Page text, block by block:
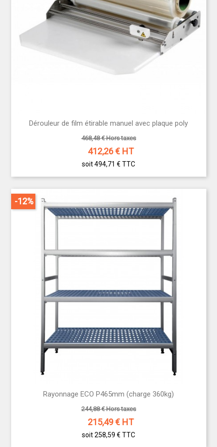
Dérouleur de film étirable manuel avec plaque poly
468,48 € Hors taxes
412,26€ HT
soit 494,71 € TTC
Rayonnage ECO P465mm (charge 360kg)
244,88 € Hors taxes
215,49€ HT
soit 258,59 € TTC
-12%